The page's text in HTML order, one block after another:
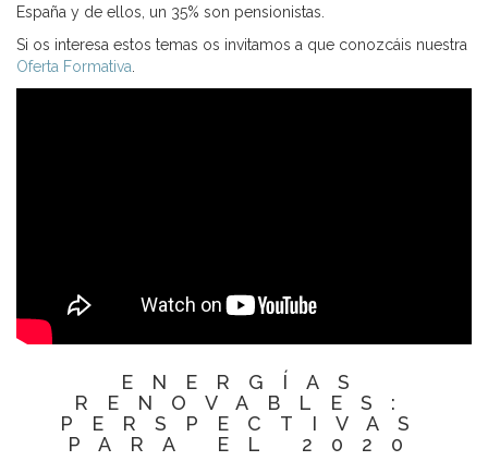
España y de ellos, un 35% son pensionistas.
Si os interesa estos temas os invitamos a que conozcáis nuestra
Oferta Formativa
ENERGÍAS
RENOVABLES:
PERSPECTIVAS
PARA EL 2020